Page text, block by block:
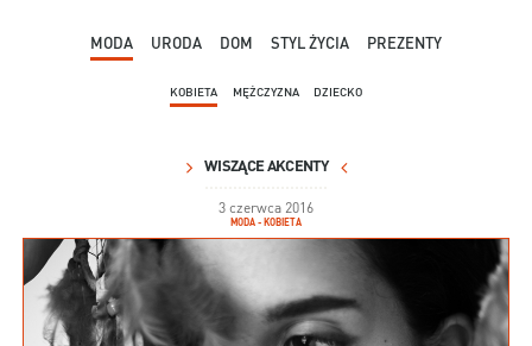
MODA URODA DOM STYL ŻYCIA PREZENTY
KOBIETA MĘŻCZYZNA DZIECKO
WISZĄCE AKCENTY
3 czerwca 2016
MODA - KOBIETA